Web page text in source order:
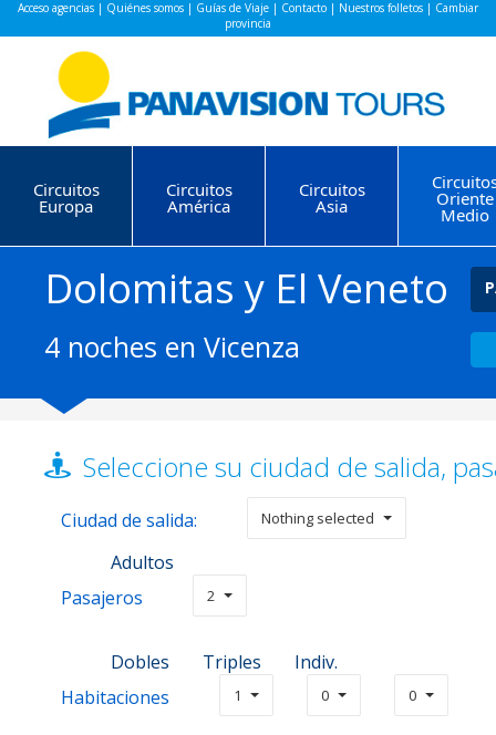
Acceso agencias | Quiénes somos | Guías de Viaje | Contacto | Nuestros folletos | Cambiar
provincia
Circuitos
Europa
Circuitos
América
Circuitos
Asia Oriente
Medio
Dolomitas y El Veneto
4 noches en Vicenza
Seleccione su ciudad de salida,
Ciudad de salida: Nothing selected
Adultos
Pasajeros
2
Dobles Triples
Indiv.
Habitaciones
1 0 0